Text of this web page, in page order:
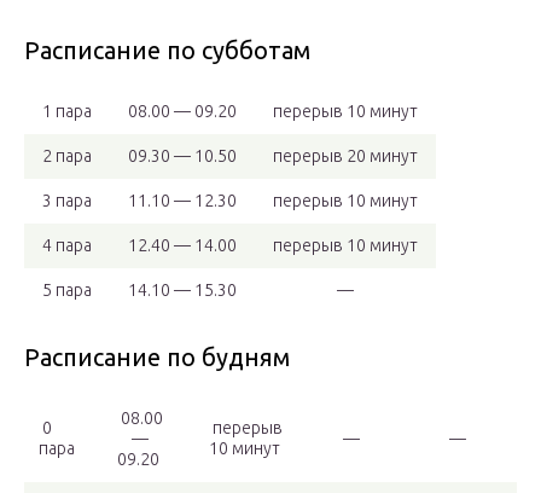
Расписание по субботам
1 пара 08.00 — 09.20 перерыв 10 минут
2 пара 09.30 — 10.50 перерыв 20 минут
3 пара 11.10 — 12.30 перерыв 10 минут
4 пара 12.40 — 14.00 перерыв 10 минут
5 пара 14.10 — 15.30 —
Расписание по будням
0
пара
08.00
—
09.20
перерыв
10 минут
— —